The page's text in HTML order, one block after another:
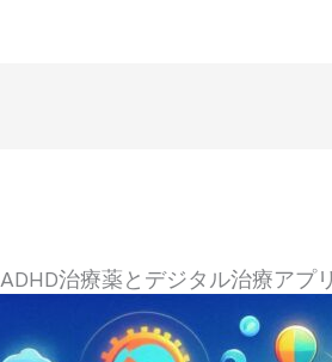
ADHD治療薬とデジタル治療アプ